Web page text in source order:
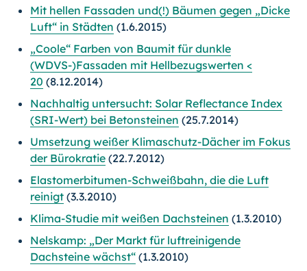
Mit hellen Fassaden und(!) Bäumen gegen „Dicke
Luft“ in Städten (1.6.2015)
„Coole“ Farben von Baumit für dunkle
(WDVS-)Fassaden mit Hellbezugswerten <
20 (8.12.2014)
Nachhaltig untersucht: Solar Reflectance Index
(SRI-Wert) bei Betonsteinen (25.7.2014)
Umsetzung weißer Klimaschutz-Dächer im Fokus
der Bürokratie (22.7.2012)
Elastomerbitumen-Schweißbahn, die die Luft
reinigt (3.3.2010)
Klima-Studie mit weißen Dachsteinen (1.3.2010)
Nelskamp: „Der Markt für luftreinigende
Dachsteine wächst“ (1.3.2010)